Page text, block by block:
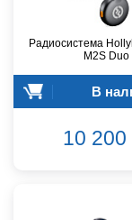
Радиосистема
M2S Duo
В
10 200